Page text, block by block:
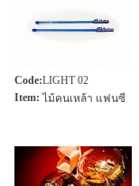
Code:LIGHT 02
Item: ไม้คนเหล้า แฟนซี